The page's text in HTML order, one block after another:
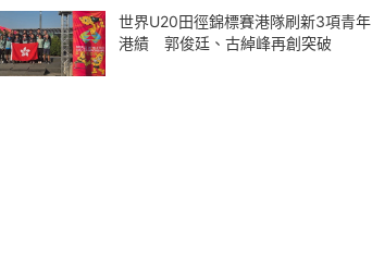
世界U20田徑錦標賽港隊刷新3項青年
港績 郭俊廷、古綽峰再創突破